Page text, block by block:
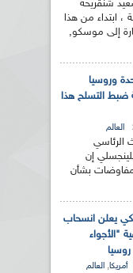
شنقريحة
، ابتداء من هذا
إلى موسكو,
وروسيا
ضبط التسلح هذا
العالم
إن
بشأن
يعلن انسحاب
"الأجواء
أمريكا, العالم